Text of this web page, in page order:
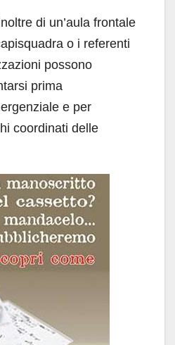
di un’aula frontale
o i referenti
possono
prima
e per
coordinati delle